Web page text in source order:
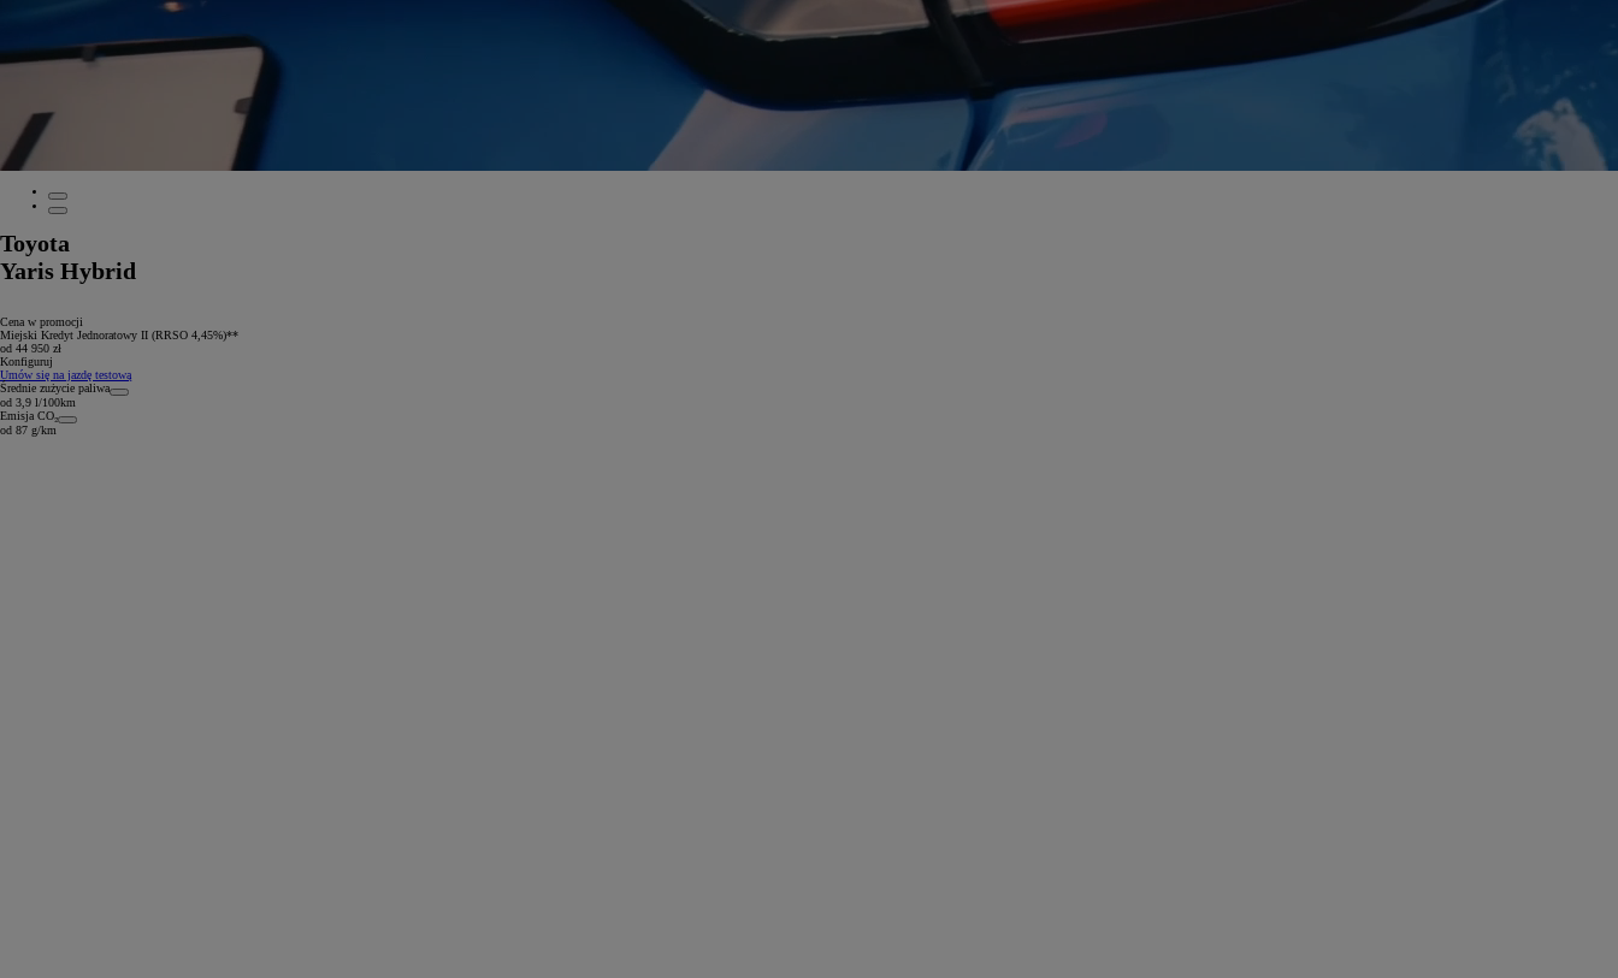
Toyota
Yaris Hybrid
Cena w promocji
Miejski Kredyt Jednoratowy II (RRSO 4,45%)**
od 44 950 zł
Konfiguruj
Umów się na jazdę testową
Średnie zużycie paliwa
od 3,9 l/100km
Emisja CO₂
od 87 g/km